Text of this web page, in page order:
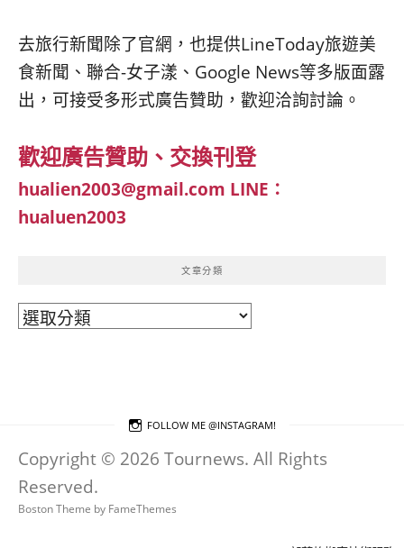
去旅行新聞除了官網，也提供LineToday旅遊美
食新聞、聯合-女子漾、Google News等多版面露
出，可接受多形式廣告贊助，歡迎洽詢討論。
歡迎廣告贊助、交換刊登
hualien2003@gmail.com LINE：
hualuen2003
文章分類
文
FOLLOW ME @INSTAGRAM!
Copyright © 2026 Tournews. All Rights
Reserved.
Boston Theme by FameThemes